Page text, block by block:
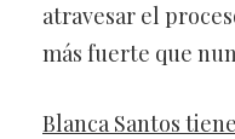
atravesar el
más fuerte que
Blanca Santos